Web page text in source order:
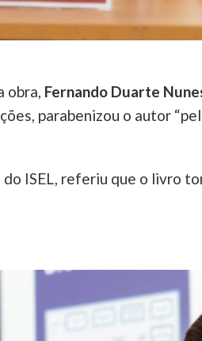
obra, Fernando Duarte
parabenizou o autor
do ISEL, referiu que o livro